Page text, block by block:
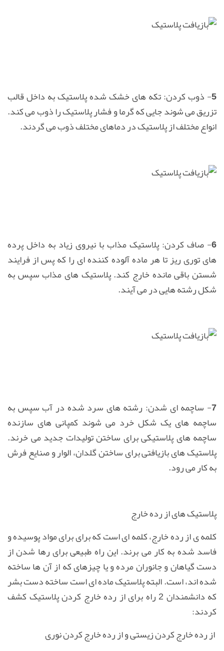
5- ذوب كردن:
تكه های خشک شده پلاستیک به داخل قالب
تزریق می شوند جایی كه گرما و فشار پلاستیک را ذوب می كند.
انواع مختلف از پلاستیک در دماهای مختلف ذوب می گردند.
6- صاف كردن:
پلاستیک مذاب با نیروی زیاد به داخل پرده
های توری ریز تا هر ماده آلوده كننده ای را كه پس از فرایند
شستن باقی مانده خارج كند. پلاستیک های مذاب سپس به
شكل رشته هایی در می آیند.
7- ساچمه ای شدن:
رشته های سرد شده در آب سپس به
ساچمه های یک شكل خرد می شوند كمپانی های سازنده
ساچمه های پلاستیكی برای ساختن تولیدات جدید می خرند.
پلاستیک های بازیافتی برای ساختن گلدان، الوار و صنایع فرش
به كار می رود.
پلاستیک های از رده خارج
کلمه ی از رده خارج، كلمه ای است که برای برای مواد پوسیده و
فاسد شده به کار می برند. این راه طبیعی برای رها شدن از
دست گیاهان و جانوران مرده و یا چیزهای كه از آن ها ساخته
شده اند، است. البته پلاستیک ماده ای است ساخته دست بشر
که دانشمندان 2 راه برای از رده خارج كردن پلاستیک کشف
کردند:
از رده خارج كردن زیستی و از رده خارج كردن نوری